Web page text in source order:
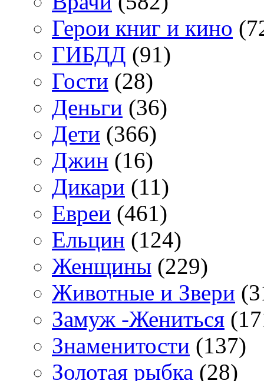
Герои книг и кино
ГИБДД (91)
Гости (28)
Деньги (36)
Дети (366)
Джин (16)
Дикари (11)
Евреи (461)
Ельцин (124)
Женщины (229)
Животные и Звери
Замуж -Жениться
Знаменитости (137)
Золотая рыбка (28)